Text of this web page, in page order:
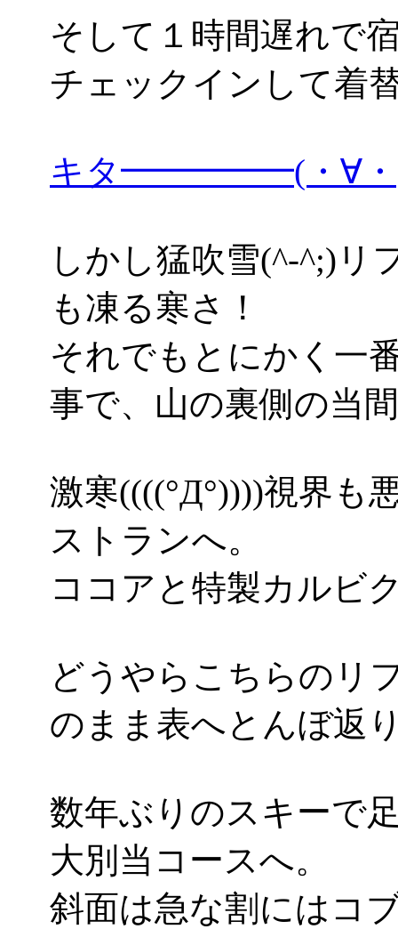
そして１時間遅れで
チェックインして着
キタ━━━━━(・∀
しかし猛吹雪(^-^;)リ
も凍る寒さ！
それでもとにかく一
事で、山の裏側の当
激寒((((°Д°))))視界も
ストランへ。
ココアと特製カルビ
どうやらこちらのリ
のまま表へとんぼ返
数年ぶりのスキーで
大別当コースへ。
斜面は急な割にはコ